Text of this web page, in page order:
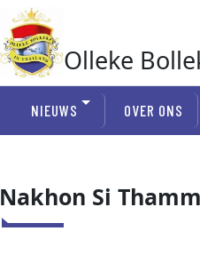
Olleke
NIEUWS OVER ONS
Nakhon Si